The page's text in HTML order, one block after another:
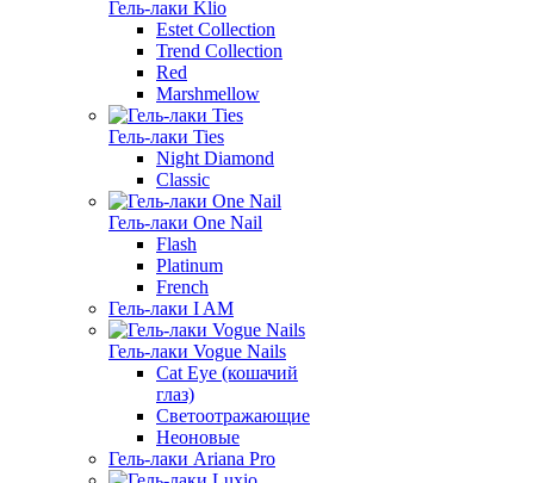
Гель-лаки Klio
Estet Collection
Trend Collection
Red
Marshmellow
Гель-лаки Ties
Night Diamond
Classic
Гель-лаки One Nail
Flash
Platinum
French
Гель-лаки I AM
Гель-лаки Vogue Nails
Cat Eye (кошачий
глаз)
Светоотражающие
Неоновые
Гель-лаки Ariana Pro